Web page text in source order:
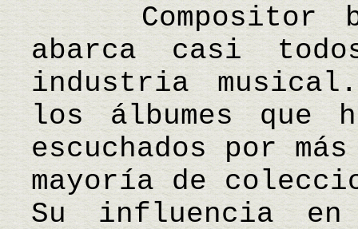
Compositor
abarca casi
industria
los álbumes que
escuchados por
mayoría de
Su influencia